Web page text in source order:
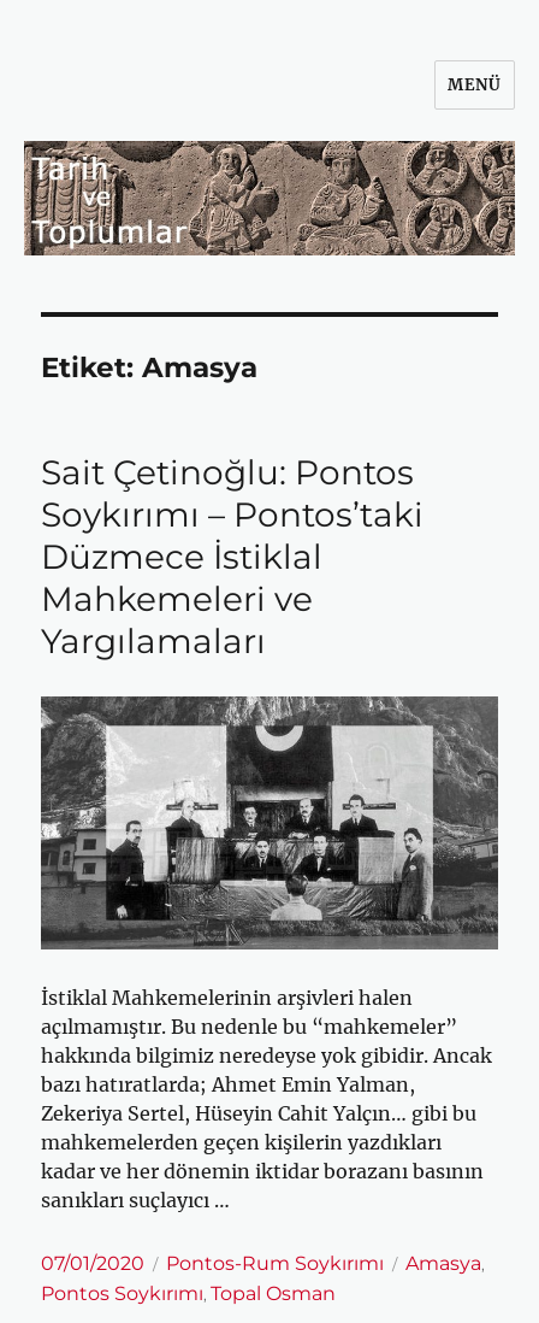
MENÜ
Etiket:Amasya
Sait Çetinoğlu: Pontos
Soykırımı – Pontos’taki
Düzmece İstiklal
Mahkemeleri ve
Yargılamaları
İstiklal Mahkemelerinin arşivleri halen
açılmamıştır. Bu nedenle bu “mahkemeler”
hakkında bilgimiz neredeyse yok gibidir. Ancak
bazı hatıratlarda; Ahmet Emin Yalman,
Zekeriya Sertel, Hüseyin Cahit Yalçın… gibi bu
mahkemelerden geçen kişilerin yazdıkları
kadar ve her dönemin iktidar borazanı basının
sanıkları suçlayıcı …
Yayın
tarihi
07/01/2020 Kategoriler
Pontos-Rum Soykırımı Etiketler
Amasya,
Pontos Soykırımı,Topal Osman